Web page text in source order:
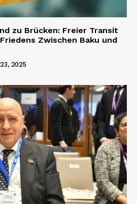
zu Brücken: Freier Transit
Zwischen Baku und
2025